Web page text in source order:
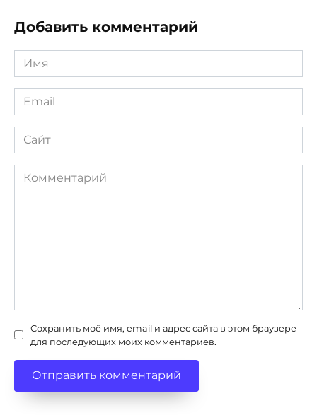
Добавить комментарий
Имя
*
Email
*
Сайт
Комментарий
Сохранить моё имя, email и адрес сайта в этом браузере
для последующих моих комментариев.